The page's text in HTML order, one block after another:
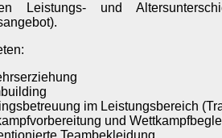
Leistungs- und
im Leistungsbereich
und
Teambekleidung